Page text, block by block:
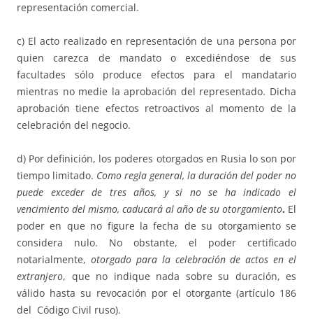
representación comercial.
c) El acto realizado en representación de una persona por
quien carezca de mandato o excediéndose de sus
facultades sólo produce efectos para el mandatario
mientras no medie la aprobación del representado. Dicha
aprobación tiene efectos retroactivos al momento de la
celebración del negocio.
d) Por definición, los poderes otorgados en Rusia lo son por
tiempo limitado. Como regla general, la duración del poder no
puede exceder de tres años, y si no se ha indicado el
vencimiento del mismo, caducará al año de su otorgamiento. El
poder en que no figure la fecha de su otorgamiento se
considera nulo. No obstante, el poder certificado
notarialmente, otorgado para la celebración de actos en el
extranjero, que no indique nada sobre su duración, es
válido hasta su revocación por el otorgante (artículo 186
del Código Civil ruso).